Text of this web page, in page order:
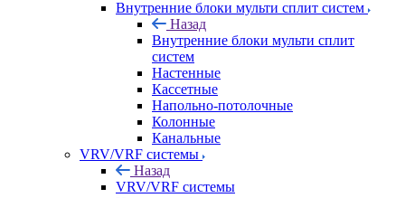
Внутренние блоки мульти сплит систем
Назад
Внутренние блоки мульти сплит
систем
Настенные
Кассетные
Напольно-потолочные
Колонные
Канальные
VRV/VRF системы
Назад
VRV/VRF системы